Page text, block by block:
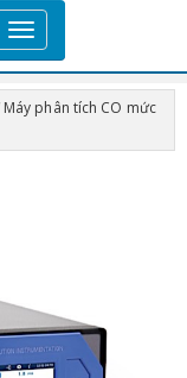
T
o
g
g
l
i
g
a
Máy phân tích CO mức